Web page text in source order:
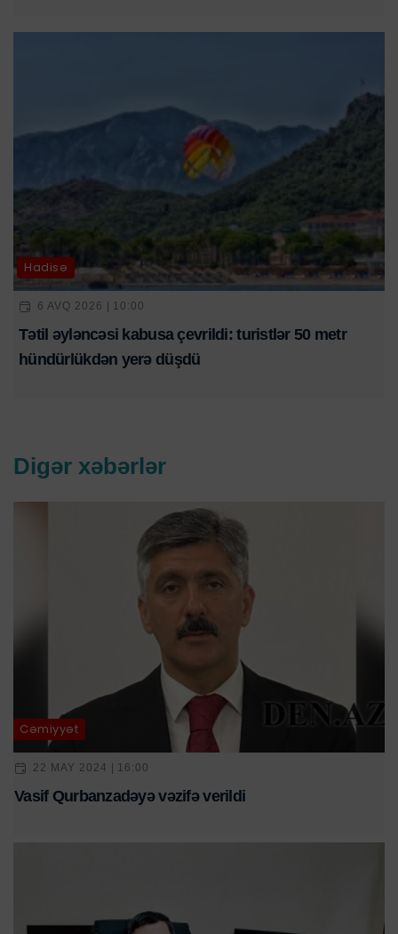
Hadisə
6 AVQ 2026 | 10:00
Tətil əyləncəsi kabusa çevrildi: turistlər 50 metr
hündürlükdən yerə düşdü
Digər xəbərlər
Cəmiyyət
22 MAY 2024 | 16:00
Vasif Qurbanzadəyə vəzifə verildi